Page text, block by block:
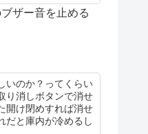
ザー音を止める
いのか？ってくらい
り消しボタンで消せ
開け閉めすれば消せ
だと庫内が冷めるし